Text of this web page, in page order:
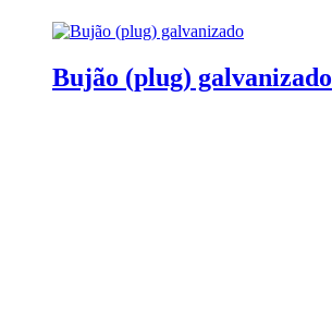
Bujão (plug) galvanizado